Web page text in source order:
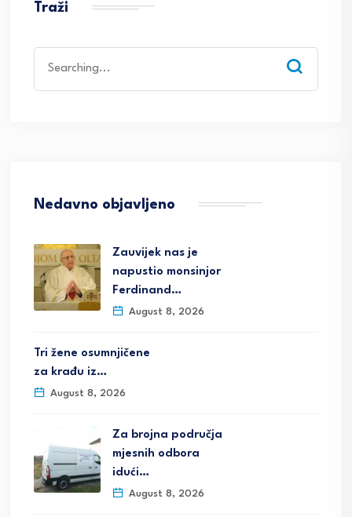
Traži
for:
Nedavno objavljeno
Zauvijek nas je
napustio monsinjor
Ferdinand…
August 8, 2026
Tri žene osumnjičene
za krađu iz…
August 8, 2026
Za brojna područja
mjesnih odbora
idući…
August 8, 2026